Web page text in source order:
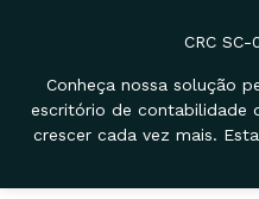
CRC
Conheça nossa solução
escritório de contabilidade
crescer cada vez mais.